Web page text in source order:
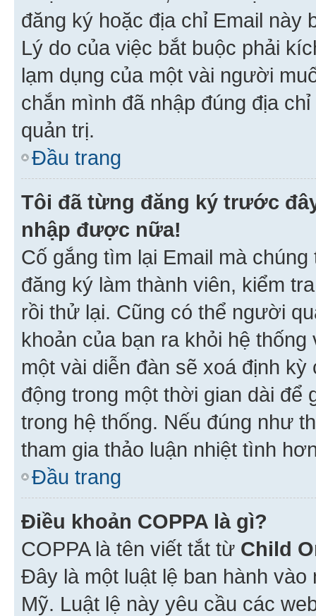
đăng ký hoặc địa chỉ Email này
Lý do của việc bắt buộc phải
lạm dụng của một vài người
chắn mình đã nhập đúng địa
quản trị.
Đầu trang
Tôi đã từng đăng ký trước
nhập được nữa!
Cố gắng tìm lại Email mà
đăng ký làm thành viên, kiểm
rồi thử lại. Cũng có thể người
khoản của bạn ra khỏi hệ
một vài diễn đàn sẽ xoá định
động trong một thời gian dài
trong hệ thống. Nếu đúng như
tham gia thảo luận nhiệt tình
Đầu trang
Điều khoản COPPA là gì?
COPPA là tên viết tắt từ Child
Đây là một luật lệ ban hành
Mỹ. Luật lệ này yêu cầu các